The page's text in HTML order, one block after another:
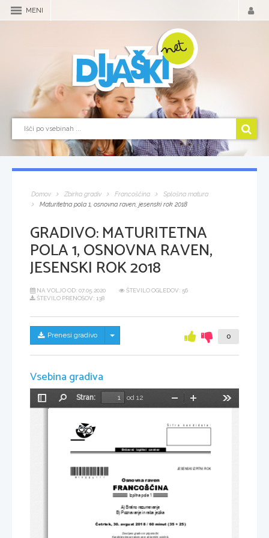
MENI
Domov Zbirka gradiv Francoščina
Splošna matura
Maturitetna pola 1, osnovna raven, jesenski rok 2018
GRADIVO:MATURITETNA
POLA 1, OSNOVNA RAVEN,
JESENSKI ROK 2018
NA VOLJO OD: 07.05.2020
ŠTEVILO OGLEDOV: 56
ŠTEVILO PRENOSOV: 138
Prenesi gradivo Skrij/prikaži meni 0
Vsebina gradiva
Preklopi
Stran:
od 12
Pomanjšaj
A) Bralno razumevanje
B) Poznavanje in raba jezika
Dovoljeno gradivo in pripomočki:
Kandidat prinese nalivno pero ali kemični svinčnik.
JESENSKI IZPITNI ROK
Četrtek, 30. avgust 2018 / 60 minut (35 + 25)
Osnovna raven
Državni  izpitni  center
Šifra kandidata:
Izpitna pola 1